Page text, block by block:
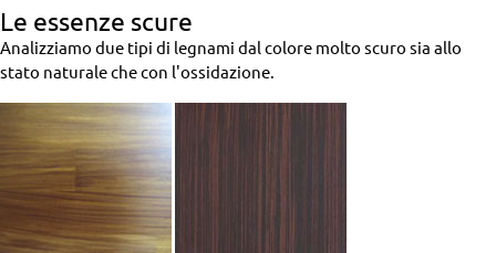
Le essenze scure
Analizziamo due tipi di legnami dal colore molto scuro sia allo
stato naturale che con l'ossidazione.